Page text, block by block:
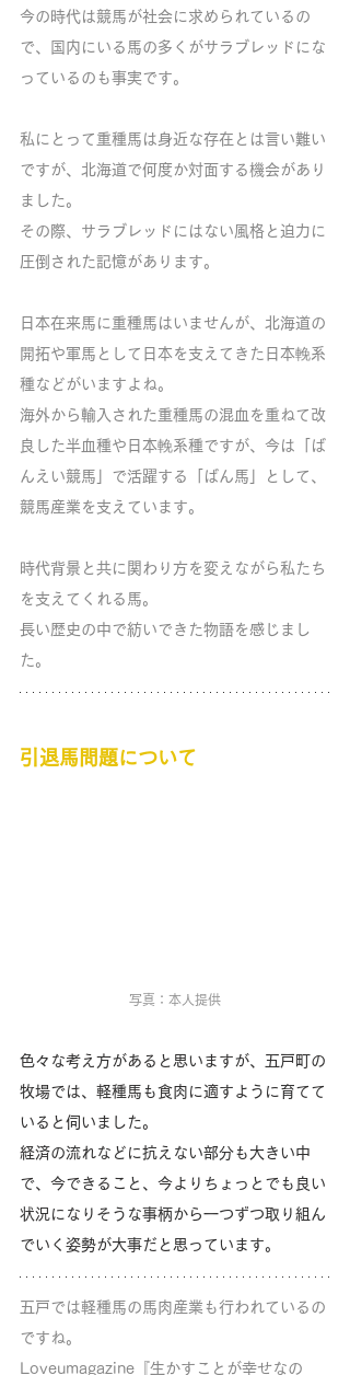
今の時代は競馬が社会に求められているの
で、国内にいる馬の多くがサラブレッドにな
っているのも事実です。
私にとって重種馬は身近な存在とは言い難い
ですが、北海道で何度か対面する機会があり
ました。
その際、サラブレッドにはない風格と迫力に
圧倒された記憶があります。
日本在来馬に重種馬はいませんが、北海道の
開拓や軍馬として日本を支えてきた日本輓系
種などがいますよね。
海外から輸入された重種馬の混血を重ねて改
良した半血種や日本輓系種ですが、今は「ば
んえい競馬」で活躍する「ばん馬」として、
競馬産業を支えています。
時代背景と共に関わり方を変えながら私たち
を支えてくれる馬。
長い歴史の中で紡いできた物語を感じまし
た。
引退馬問題について
写真：本人提供
色々な考え方があると思いますが、五戸町の
牧場では、軽種馬も食肉に適すように育てて
いると伺いました。
経済の流れなどに抗えない部分も大きい中
で、今できること、今よりちょっとでも良い
状況になりそうな事柄から一つずつ取り組ん
でいく姿勢が大事だと思っています。
五戸では軽種馬の馬肉産業も行われているの
ですね。
Loveumagazine『生かすことが幸せなの